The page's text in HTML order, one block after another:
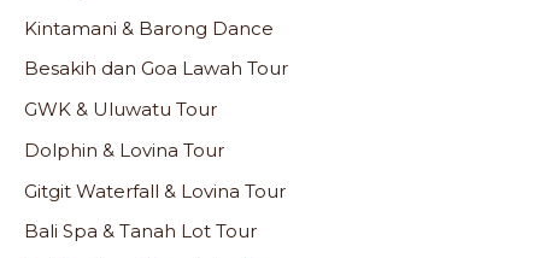
Kintamani & Barong Dance
Besakih dan Goa Lawah Tour
GWK & Uluwatu Tour
Dolphin & Lovina Tour
Gitgit Waterfall & Lovina Tour
Bali Spa & Tanah Lot Tour